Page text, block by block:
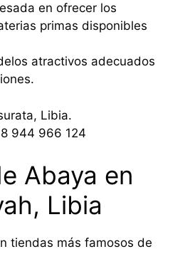
en ofrecer los
primas disponibles
atractivos adecuados
Libia.
944 966 124
Abaya en
Libia
tiendas más famosos de